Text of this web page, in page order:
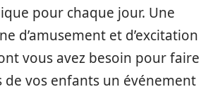
pour chaque jour. Une
d’amusement et d’excitation
vous avez besoin pour faire
de vos enfants un événement